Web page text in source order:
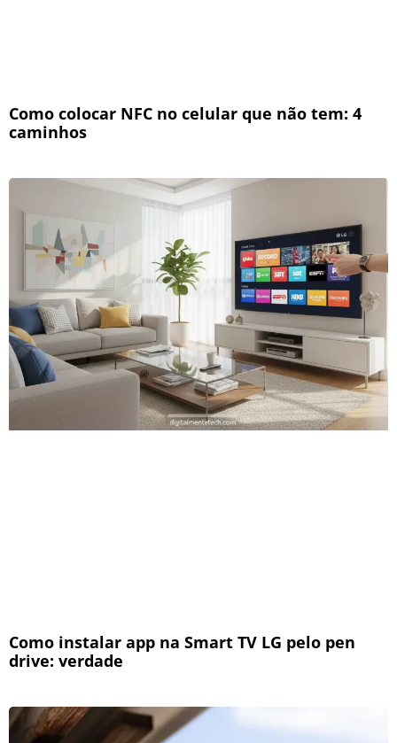
Como colocar NFC no celular que não tem: 4
caminhos
Como instalar app na Smart TV LG pelo pen
drive: verdade